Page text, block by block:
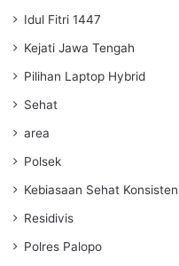
Idul Fitri 1447
Kejati Jawa Tengah
Pilihan Laptop Hybrid
Sehat
area
Polsek
Kebiasaan Sehat Konsisten
Residivis
Polres Palopo